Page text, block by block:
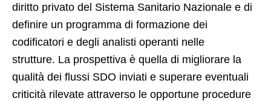
diritto privato del Sistema Sanitario Nazionale e di
definire un programma di formazione dei
codificatori e degli analisti operanti nelle
strutture. La prospettiva è quella di migliorare la
qualità dei flussi SDO inviati e superare eventuali
criticità rilevate attraverso le opportune procedure